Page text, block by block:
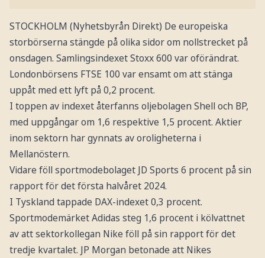
STOCKHOLM (Nyhetsbyrån Direkt) De europeiska
storbörserna stängde på olika sidor om nollstrecket på
onsdagen. Samlingsindexet Stoxx 600 var oförändrat.
Londonbörsens FTSE 100 var ensamt om att stänga
uppåt med ett lyft på 0,2 procent.
I toppen av indexet återfanns oljebolagen Shell och BP,
med uppgångar om 1,6 respektive 1,5 procent. Aktier
inom sektorn har gynnats av oroligheterna i
Mellanöstern.
Vidare föll sportmodebolaget JD Sports 6 procent på sin
rapport för det första halvåret 2024.
I Tyskland tappade DAX-indexet 0,3 procent.
Sportmodemärket Adidas steg 1,6 procent i kölvattnet
av att sektorkollegan Nike föll på sin rapport för det
tredje kvartalet. JP Morgan betonade att Nikes